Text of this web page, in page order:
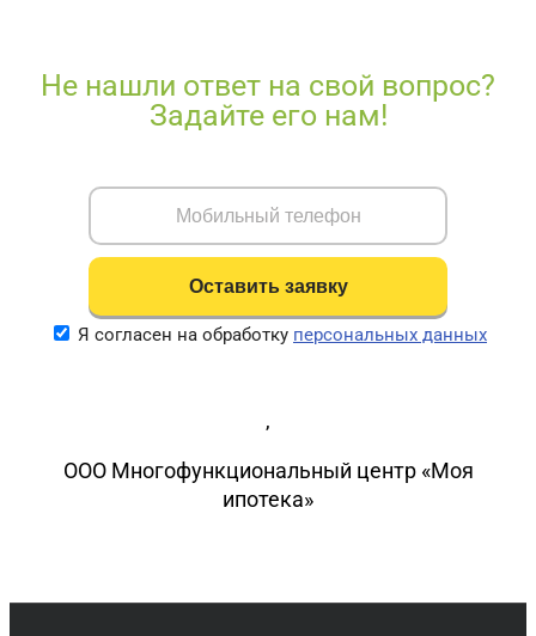
Не нашли ответ на свой вопрос?
Задайте его нам!
Я согласен на обработку персональных данных
,
ООО Многофункциональный центр «Моя
ипотека»